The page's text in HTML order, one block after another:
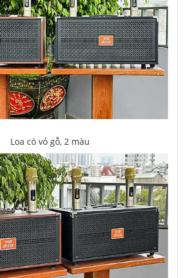
Loa có vỏ gỗ, 2 màu